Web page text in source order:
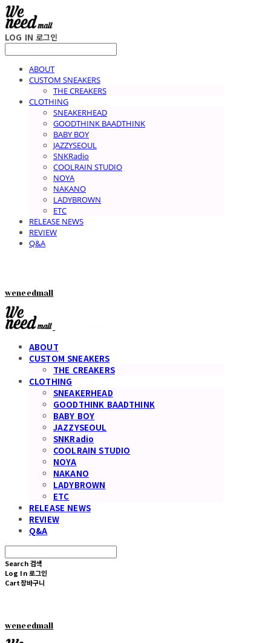
LOG IN 로그인
ABOUT
CUSTOM SNEAKERS
THE CREAKERS
CLOTHING
SNEAKERHEAD
GOODTHINK BAADTHINK
BABY BOY
JAZZYSEOUL
SNKRadio
COOLRAIN STUDIO
NOYA
NAKANO
LADYBROWN
ETC
RELEASE NEWS
REVIEW
Q&A
weneedmall
ABOUT
CUSTOM SNEAKERS
THE CREAKERS
CLOTHING
SNEAKERHEAD
GOODTHINK BAADTHINK
BABY BOY
JAZZYSEOUL
SNKRadio
COOLRAIN STUDIO
NOYA
NAKANO
LADYBROWN
ETC
RELEASE NEWS
REVIEW
Q&A
Search 검색
Log In 로그인
Cart장바구니
weneedmall